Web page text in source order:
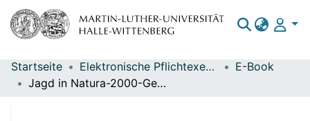
Bereiche & Sammlungen
Startseite Elektronische Pflichtexemplare
E-Book
Jagd in Natura-2000-Gebieten / [Hrsg.: Land Sachsen-Anhalt, Landesverwaltungsamt. Red.: Referat Naturschutz, Landschaftspflege]